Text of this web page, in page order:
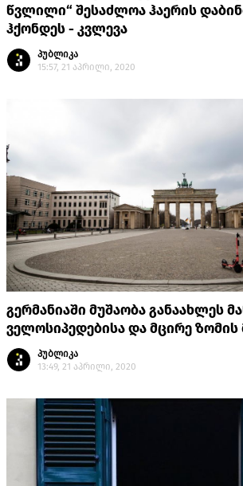
წვლილი“ შესაძლოა ჰაერის
ჰქონდეს - კვლევა
პუბლიკა
15:57, 21 აპრილი, 2020
გერმანიაში მუშაობა განაახლეს
ველოსიპედებისა და მცირე ზომის
პუბლიკა
13:49, 21 აპრილი, 2020